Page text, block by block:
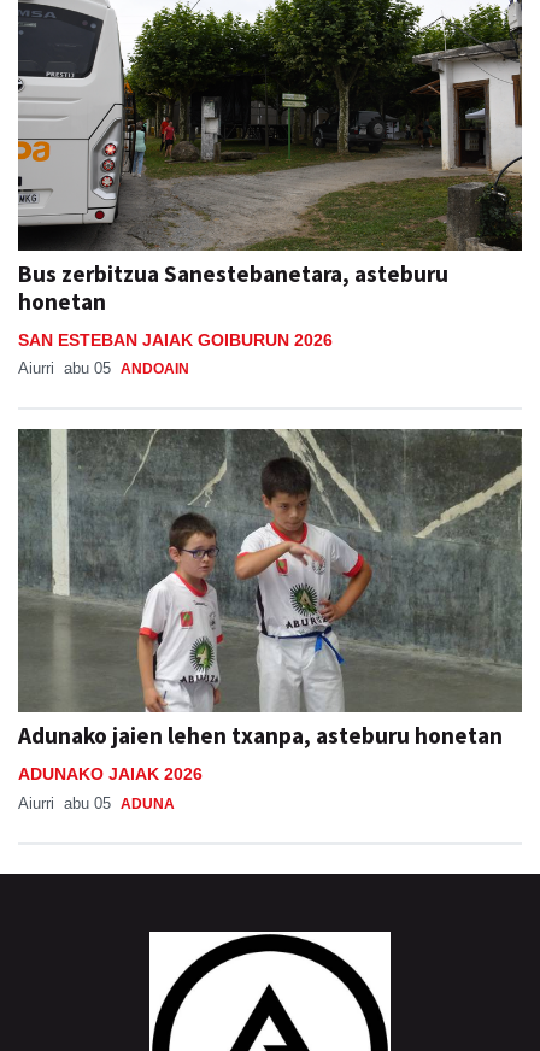
Bus zerbitzua Sanestebanetara, asteburu
honetan
SAN ESTEBAN JAIAK GOIBURUN 2026
Aiurri abu 05 ANDOAIN
Adunako jaien lehen txanpa, asteburu honetan
ADUNAKO JAIAK 2026
Aiurri abu 05 ADUNA